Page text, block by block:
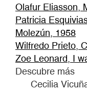
Olafur Eliasson,
Patricia
Molezún, 1958
Wilfredo Prieto,
Zoe Leonard, I
Descubre más
Cecilia